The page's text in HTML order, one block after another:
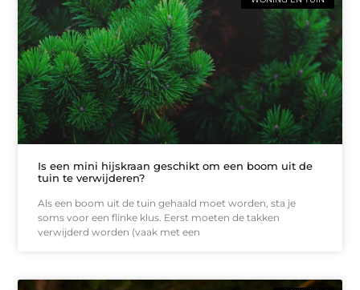
Is een mini hijskraan geschikt om een boom uit de
tuin te verwijderen?
Als een boom uit de tuin gehaald moet worden, sta je
soms voor een flinke klus. Eerst moeten de takken
verwijderd worden (vaak met een